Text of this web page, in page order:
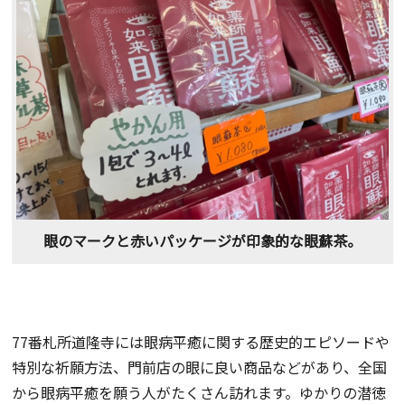
眼のマークと赤いパッケージが印象的な眼蘇茶。
77番札所道隆寺には眼病平癒に関する歴史的エピソードや
特別な祈願方法、門前店の眼に良い商品などがあり、全国
から眼病平癒を願う人がたくさん訪れます。ゆかりの潜徳